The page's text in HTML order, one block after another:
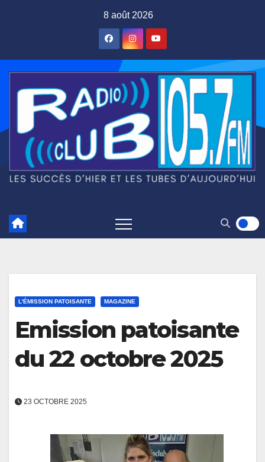
8 août 2026
L'ÉMISSION PATOISANTE MAGAZINE
Emission patoisante
du 22 octobre 2025
23 OCTOBRE 2025